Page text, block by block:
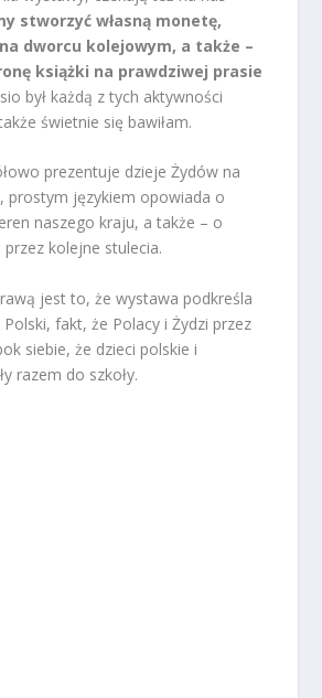
stworzyć własną monetę,
dworcu kolejowym, a także –
książki na prawdziwej prasie
był każdą z tych aktywności
świetnie się bawiłam.
prezentuje dzieje Żydów na
prostym językiem opowiada o
naszego kraju, a także – o
kolejne stulecia.
jest to, że wystawa podkreśla
fakt, że Polacy i Żydzi przez
siebie, że dzieci polskie i
razem do szkoły.